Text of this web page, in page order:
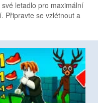
letadlo pro maximální
Připravte se vzlétnout a